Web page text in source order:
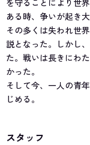
ある時、争いが起き
その多くは失われ世
説となった。しかし
た。戦いは長きにわ
かった。
そして今、一人の青
じめる。
スタッフ